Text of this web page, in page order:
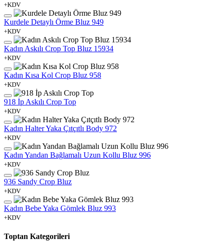
+KDV
Kurdele Detaylı Örme Bluz 949
+KDV
Kadın Askılı Crop Top Bluz 15934
+KDV
Kadın Kısa Kol Crop Bluz 958
+KDV
918 İp Askılı Crop Top
+KDV
Kadın Halter Yaka Çıtçıtlı Body 972
+KDV
Kadın Yandan Bağlamalı Uzun Kollu Bluz 996
+KDV
936 Sandy Crop Bluz
+KDV
Kadın Bebe Yaka Gömlek Bluz 993
+KDV
Toptan Kategorileri